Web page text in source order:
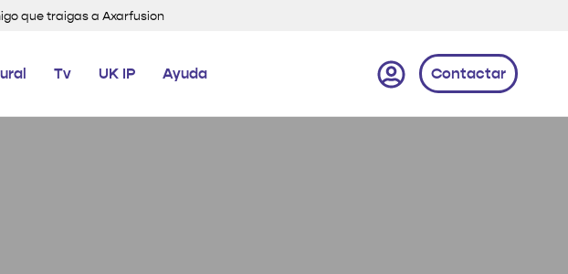
que traigas a Axarfusion
Tv UK IP Ayuda Contactar